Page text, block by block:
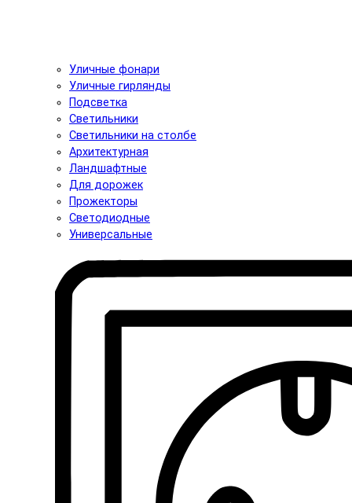
Уличные фонари
Уличные гирлянды
Подсветка
Светильники
Светильники на столбе
Архитектурная
Ландшафтные
Для дорожек
Прожекторы
Светодиодные
Универсальные